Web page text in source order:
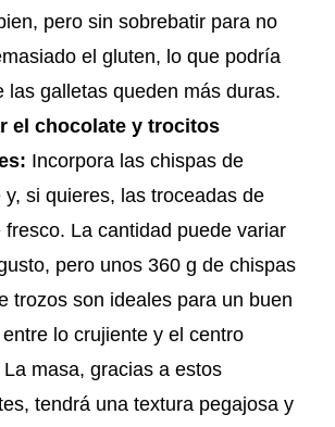
pero sin sobrebatir para no
el gluten, lo que podría
las galletas queden más duras.
el chocolate y trocitos
Incorpora las chispas de
y, si quieres, las troceadas de
fresco. La cantidad puede variar
pero unos 360 g de chispas
trozos son ideales para un buen
lo crujiente y el centro
masa, gracias a estos
tendrá una textura pegajosa y